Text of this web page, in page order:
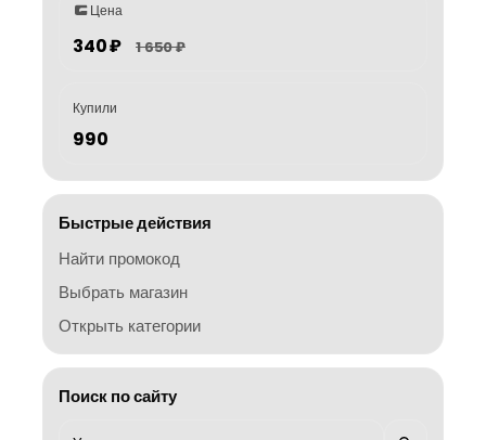
Цена
340 ₽ 1 650 ₽
Купили
990
Быстрые действия
Найти промокод
Выбрать магазин
Открыть категории
Поиск по сайту